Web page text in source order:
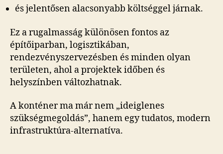
és jelentősen alacsonyabb költséggel járnak.
Ez a rugalmasság különösen fontos az
építőiparban, logisztikában,
rendezvényszervezésben és minden olyan
területen, ahol a projektek időben és
helyszínben változhatnak.
A konténer ma már nem „ideiglenes
szükségmegoldás”, hanem egy tudatos, modern
infrastruktúra-alternatíva.